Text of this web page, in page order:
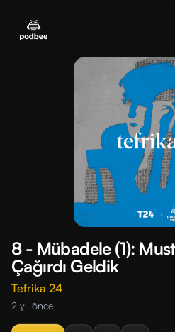
menu
8 - Mübadele (1):
Çağırdı Geldik
Tefrika 24
2 yıl önce